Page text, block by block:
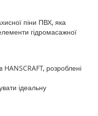
піни ПВХ, яка
гідромасажної
розроблені
ідеальну